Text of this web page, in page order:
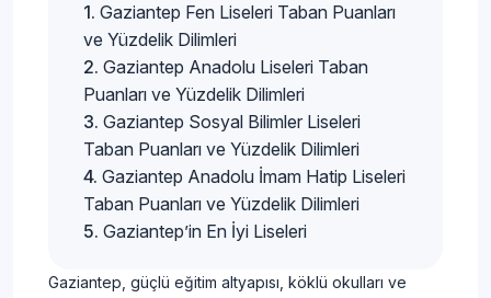
Gaziantep Fen Liseleri Taban Puanları
ve Yüzdelik Dilimleri
Gaziantep Anadolu Liseleri Taban
Puanları ve Yüzdelik Dilimleri
Gaziantep Sosyal Bilimler Liseleri
Taban Puanları ve Yüzdelik Dilimleri
Gaziantep Anadolu İmam Hatip Liseleri
Taban Puanları ve Yüzdelik Dilimleri
Gaziantep’in En İyi Liseleri
Gaziantep, güçlü eğitim altyapısı, köklü okulları ve